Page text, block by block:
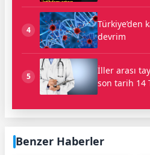
4
Türkiye’den
devrim
5
İller arası
son tarih 14
Benzer Haberler